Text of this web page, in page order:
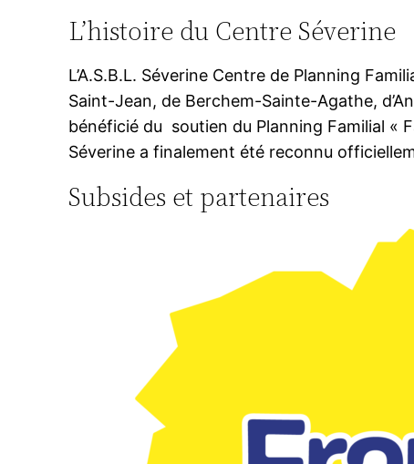
L’histoire du Centre Séverine
L’A.S.B.L. Séverine Centre de Planning
Saint-Jean, de Berchem-Sainte-Agathe,
bénéficié du soutien du Planning Familial «
Séverine a finalement été reconnu
Subsides et partenaires